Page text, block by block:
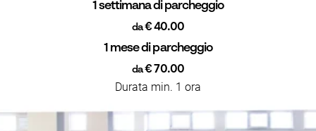
1 settimana di parcheggio
da€ 40.00
1 mese di parcheggio
da€ 70.00
Durata min. 1 ora